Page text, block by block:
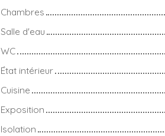
Chambres
Salle d'eau
WC
État intérieur
Cuisine
Exposition
Isolation